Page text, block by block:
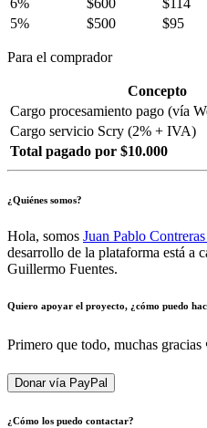
6%
$600 $114
5%
$500 $95
Para el comprador
Concepto
Cargo procesamiento pago (vía
Cargo servicio Scry (2% + IVA)
Total pagado por $10.000
¿Quiénes somos?
Hola, somos Juan Pablo
desarrollo de la plataforma está a
Guillermo Fuentes.
Quiero apoyar el proyecto, ¿cómo puedo
Primero que todo, muchas
Donar vía PayPal
¿Cómo los puedo contactar?